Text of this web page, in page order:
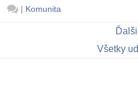
| Komunita
Všetky